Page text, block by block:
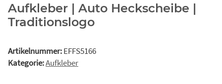
Aufkleber | Auto Heckscheibe |
Traditionslogo
Artikelnummer:EFFS5166
Kategorie:Aufkleber